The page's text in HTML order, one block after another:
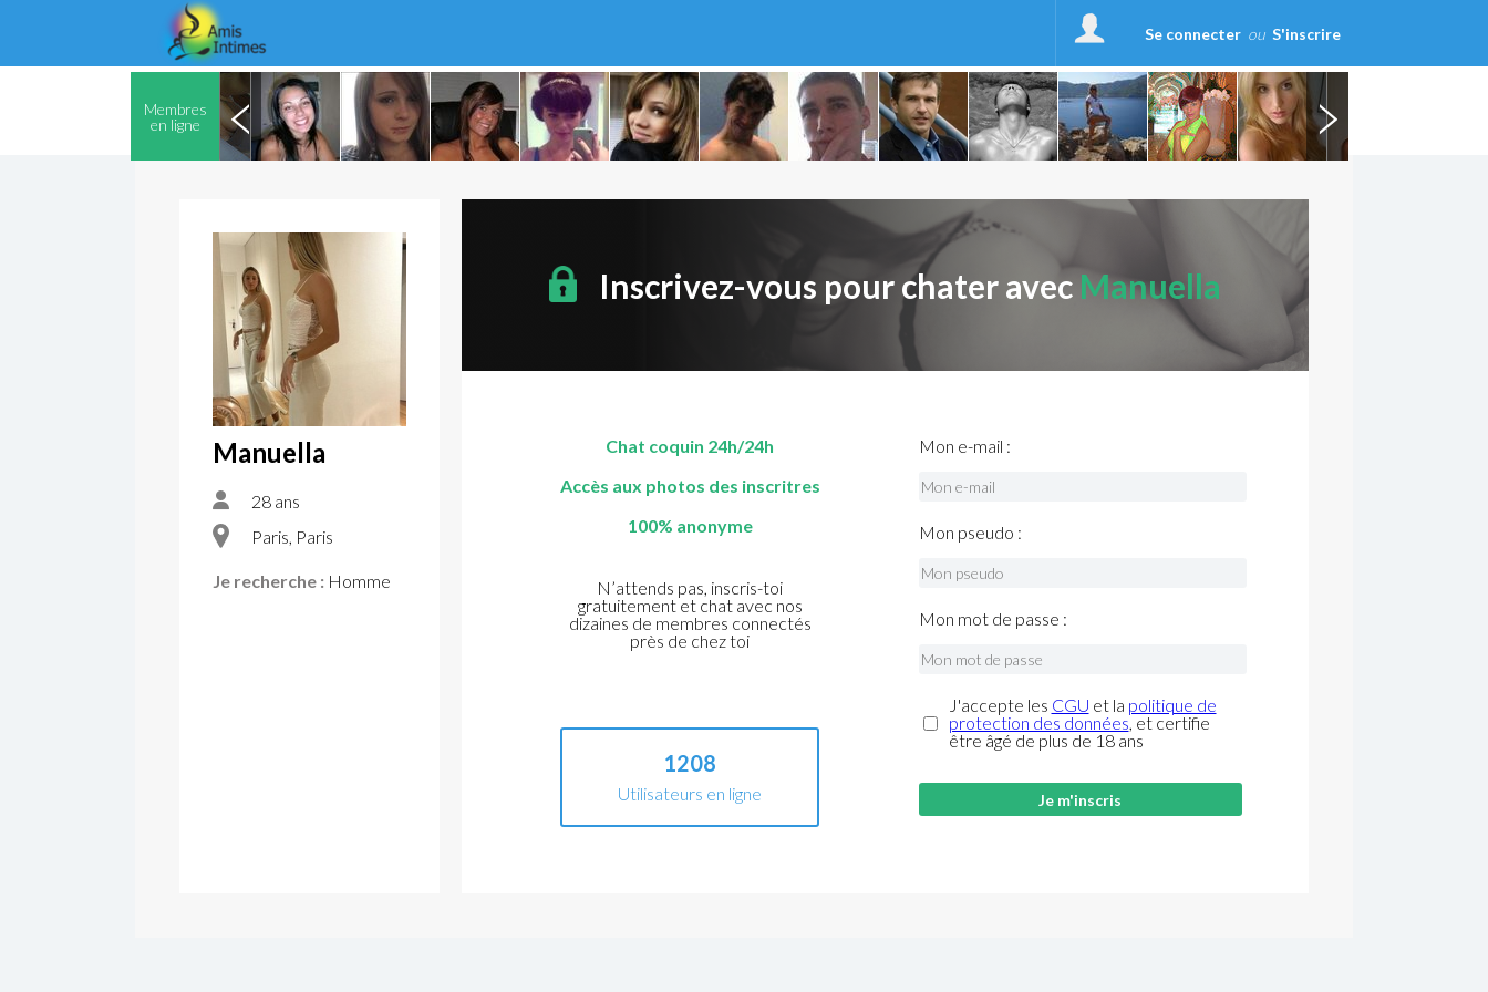
Se connecter ou S'inscrire
Membres
en ligne
Manuella
28 ans
Paris, Paris
Je recherche : Homme
Inscrivez-vous pour chater avec Manuella
Chat coquin 24h/24h
Accès aux photos des inscritres
100% anonyme
N’attends pas, inscris-toi
gratuitement et chat avec nos
dizaines de membres connectés
près de chez toi
1208
Utilisateurs en ligne
Mon e-mail :
Mon pseudo :
Mon mot de passe :
J'accepte les CGU et la politique de
protection des données, et certifie
être âgé de plus de 18 ans